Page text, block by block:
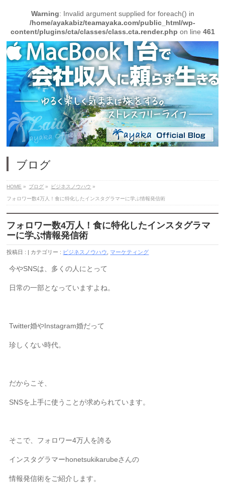
Warning: Invalid argument supplied for foreach() in
/home/ayakabiz/teamayaka.com/public_html/wp-
content/plugins/cta/classes/class.cta.render.php on line 461
ブログ
HOME » ブログ » ビジネスノウハウ »
フォロワー数4万人！食に特化したインスタグラマーに学ぶ情報発信術
フォロワー数4万人！食に特化したインスタグラマ
ーに学ぶ情報発信術
投稿日 : カテゴリー : ビジネスノウハウ マーケティング
今やSNSは、多くの人にとって
日常の一部となっていますよね。
Twitter婚やInstagram婚だって
珍しくない時代。
だからこそ、
SNSを上手に使うことが求められています。
そこで、フォロワー4万人を誇る
インスタグラマーhonetsukikarubeさんの
情報発信術をご紹介します。